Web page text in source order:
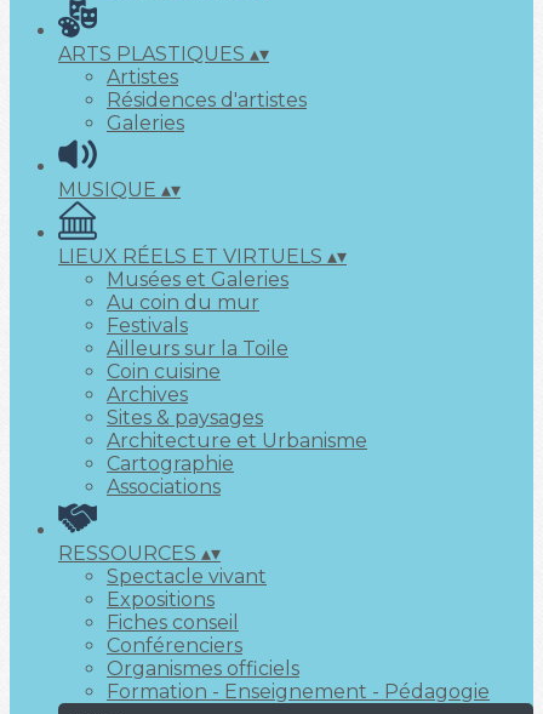
ARTS PLASTIQUES ▴▾
Artistes
Résidences d'artistes
Galeries
MUSIQUE ▴▾
LIEUX RÉELS ET VIRTUELS ▴▾
Musées et Galeries
Au coin du mur
Festivals
Ailleurs sur la Toile
Coin cuisine
Archives
Sites & paysages
Architecture et Urbanisme
Cartographie
Associations
RESSOURCES ▴▾
Spectacle vivant
Expositions
Fiches conseil
Conférenciers
Organismes officiels
Formation - Enseignement - Pédagogie